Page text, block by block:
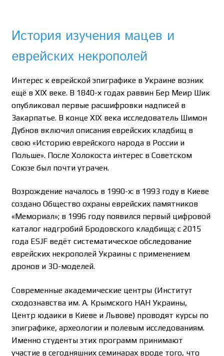
История изучения мацев и
еврейских некрополей
Интерес к еврейской эпиграфике в Украине возник
ещё в XIX веке. В 1840-х годах раввин Бер Меир Шик
опубликовал первые расшифровки надписей в
Закарпатье. В конце XIX века исследователь Шимон
Дубнов включил описания еврейских кладбищ в
свою «Историю еврейского народа в России и
Польше». После Холокоста интерес в Советском
Союзе был почти утрачен.
Возрождение началось в 1990-х: в 1993 году в Киеве
создано Общество охраны еврейских памятников
«Мемориал»; в 1996 году появился первый цифровой
каталог надгробий Бродовского кладбища; с 2015
года ESJF ведёт систематическое обследование
еврейских некрополей Украины с применением
дронов и 3D-моделей.
Современные академические центры (Институт
сходознавства им. А. Крымского НАН Украины,
Центр юдаики в Киеве и Львове) проводят курсы по
эпиграфике, археологии и полевым исследованиям.
Именно студенты этих программ принимают
участие в сегодняшних семинарах вроде того, что